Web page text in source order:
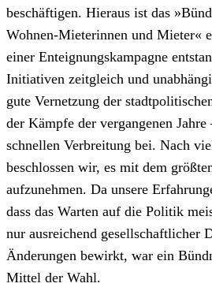
beschäftigen. Hieraus ist das
Wohnen-Mieterinnen und Mieter«
einer Enteignungskampagne
Initiativen zeitgleich und
gute Vernetzung der
der Kämpfe der vergangenen
schnellen Verbreitung bei. Nach
beschlossen wir, es mit dem
aufzunehmen. Da unsere
dass das Warten auf die Politik
nur ausreichend gesellschaftlicher
Änderungen bewirkt, war ein
Mittel der Wahl.